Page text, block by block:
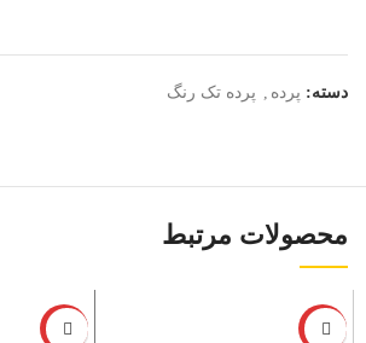
دسته: پرده , پرده تک رنگ
محصولات مرتبط
-12%
-12%